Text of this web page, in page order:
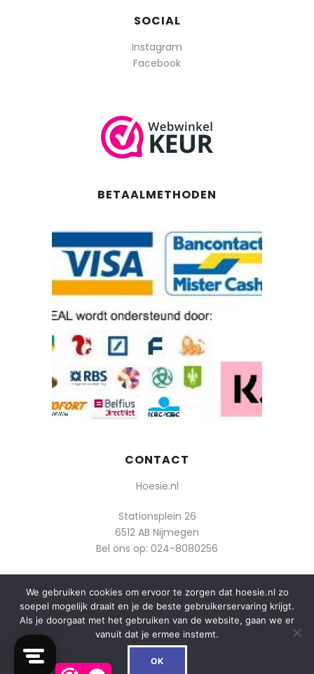
SOCIAL
Instagram
Facebook
BETAALMETHODEN
CONTACT
Hoesie.nl
Stationsplein 26
6512 AB Nijmegen
Bel ons op: 024-8080256
Of mail: info@hoesie.nl
© 2014-2025 Boozt - Hoesie.nl. All rights reserved.
algemene voorwaarden
We gebruiken cookies om ervoor te zorgen dat hoesie.nl zo
soepel mogelijk draait en je de beste gebruikerservaring krijgt.
Als je doorgaat met het gebruiken van de website, gaan we er
vanuit dat je ermee instemt.
OK